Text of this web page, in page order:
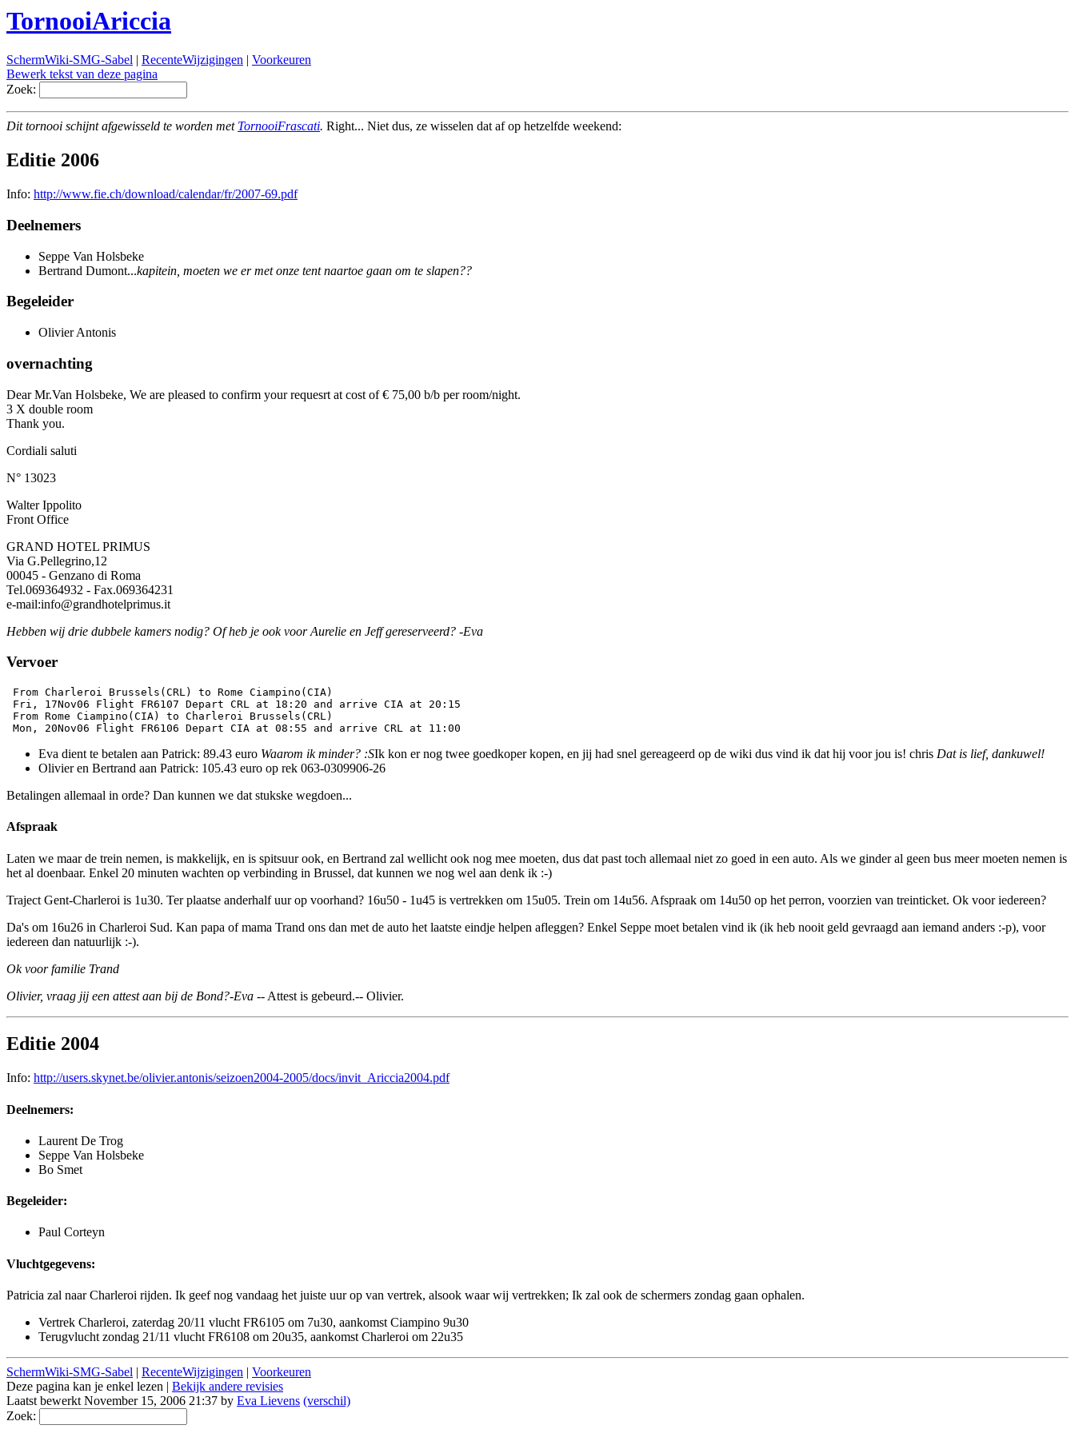
TornooiAriccia
SchermWiki-SMG-Sabel | RecenteWijzigingen | Voorkeuren
Bewerk tekst van deze pagina
Zoek:
Dit tornooi schijnt afgewisseld te worden met TornooiFrascati. Right... Niet dus, ze wisselen dat af op hetzelfde weekend:
Editie 2006
Info: http://www.fie.ch/download/calendar/fr/2007-69.pdf
Deelnemers
Seppe Van Holsbeke
Bertrand Dumont...kapitein, moeten we er met onze tent naartoe gaan om te slapen??
Begeleider
Olivier Antonis
overnachting
Dear Mr.Van Holsbeke, We are pleased to confirm your requesrt at cost of € 75,00 b/b per room/night.
3 X double room
Thank you.
Cordiali saluti
N° 13023
Walter Ippolito
Front Office
GRAND HOTEL PRIMUS
Via G.Pellegrino,12
00045 - Genzano di Roma
Tel.069364932 - Fax.069364231
e-mail:info@grandhotelprimus.it
Hebben wij drie dubbele kamers nodig? Of heb je ook voor Aurelie en Jeff gereserveerd? -Eva
Vervoer
From Charleroi Brussels(CRL) to Rome Ciampino(CIA)
Fri, 17Nov06 Flight FR6107 Depart CRL at 18:20 and arrive CIA at 20:15
From Rome Ciampino(CIA) to Charleroi Brussels(CRL)
Eva dient te betalen aan Patrick: 89.43 euro Waarom ik minder? :SIk kon er nog twee goedkoper kopen, en jij had snel gereageerd op de wiki dus vind ik dat hij voor jou is! chris Dat is lief, dankuwel!
Olivier en Bertrand aan Patrick: 105.43 euro op rek 063-0309906-26
Betalingen allemaal in orde? Dan kunnen we dat stukske wegdoen...
Afspraak
Laten we maar de trein nemen, is makkelijk, en is spitsuur ook, en Bertrand zal wellicht ook nog mee moeten, dus dat past toch allemaal niet zo goed in een auto. Als we ginder al geen bus meer moeten nemen is
het al doenbaar. Enkel 20 minuten wachten op verbinding in Brussel, dat kunnen we nog wel aan denk ik :-)
Traject Gent-Charleroi is 1u30. Ter plaatse anderhalf uur op voorhand? 16u50 - 1u45 is vertrekken om 15u05. Trein om 14u56. Afspraak om 14u50 op het perron, voorzien van treinticket. Ok voor iedereen?
Da's om 16u26 in Charleroi Sud. Kan papa of mama Trand ons dan met de auto het laatste eindje helpen afleggen? Enkel Seppe moet betalen vind ik (ik heb nooit geld gevraagd aan iemand anders :-p), voor
iedereen dan natuurlijk :-).
Ok voor familie Trand
Olivier, vraag jij een attest aan bij de Bond?-Eva -- Attest is gebeurd.-- Olivier.
Editie 2004
Info: http://users.skynet.be/olivier.antonis/seizoen2004-2005/docs/invit_Ariccia2004.pdf
Deelnemers:
Laurent De Trog
Seppe Van Holsbeke
Bo Smet
Begeleider:
Paul Corteyn
Vluchtgegevens:
Patricia zal naar Charleroi rijden. Ik geef nog vandaag het juiste uur op van vertrek, alsook waar wij vertrekken; Ik zal ook de schermers zondag gaan ophalen.
Vertrek Charleroi, zaterdag 20/11 vlucht FR6105 om 7u30, aankomst Ciampino 9u30
Terugvlucht zondag 21/11 vlucht FR6108 om 20u35, aankomst Charleroi om 22u35
SchermWiki-SMG-Sabel | RecenteWijzigingen | Voorkeuren
Deze pagina kan je enkel lezen | Bekijk andere revisies
Laatst bewerkt November 15, 2006 21:37 by Eva Lievens (verschil)
Zoek: